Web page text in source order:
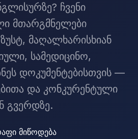
ჩვენი
მთარგმნელები
მაღალხარისხიან
სამედიცინო,
დოკუმენტებისთვის —
და კონკურენტული
გვერდზე.
მიწოდება